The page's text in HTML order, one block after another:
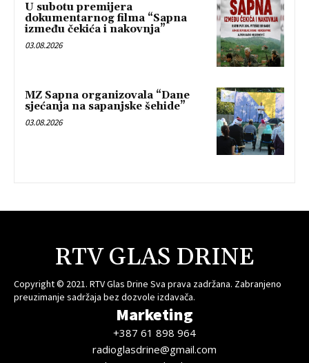
U subotu premijera
dokumentarnog filma “Sapna
između čekića i nakovnja”
03.08.2026
MZ Sapna organizovala “Dane
sjećanja na sapanjske šehide”
03.08.2026
RTV GLAS DRINE
Copyright © 2021. RTV Glas Drine Sva prava zadržana. Zabranjeno
preuzimanje sadržaja bez dozvole izdavača.
Marketing
+387 61 898 964
radioglasdrine@gmail.com